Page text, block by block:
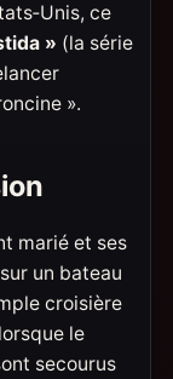
ce
» (la série
».
marié et ses
un bateau
croisière
le
secourus